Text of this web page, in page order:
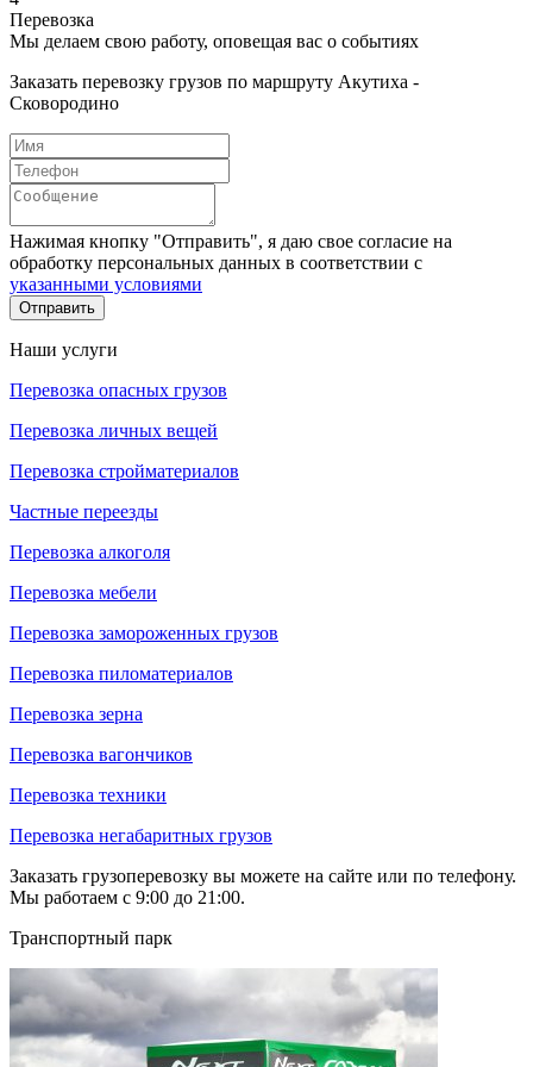
Перевозка
Мы делаем свою работу, оповещая вас о событиях
Заказать перевозку грузов по маршруту Акутиха -
Сковородино
Нажимая кнопку "Отправить", я даю свое согласие на
обработку персональных данных в соответствии с
указанными условиями
Отправить
Наши услуги
Перевозка опасных грузов
Перевозка личных вещей
Перевозка стройматериалов
Частные переезды
Перевозка алкоголя
Перевозка мебели
Перевозка замороженных грузов
Перевозка пиломатериалов
Перевозка зерна
Перевозка вагончиков
Перевозка техники
Перевозка негабаритных грузов
Заказать грузоперевозку вы можете на сайте или по телефону.
Мы работаем с 9:00 до 21:00.
Транспортный парк